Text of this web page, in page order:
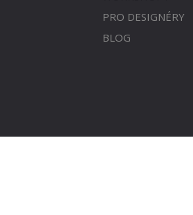
PRO DESIGNÉRY
BLOG